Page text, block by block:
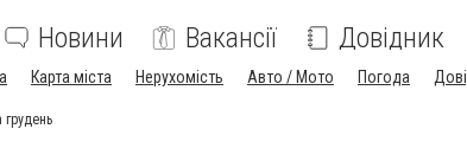
Новини Вакансії Довідник
Карта міста Нерухомість Авто / Мото Погода